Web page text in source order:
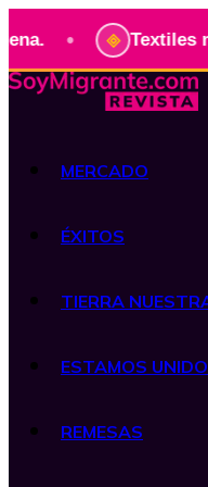
Textiles mayas,
MERCADO
ÉXITOS
TIERRA
ESTAMOS
REMESAS